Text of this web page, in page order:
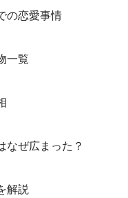
の恋愛事情
一覧
なぜ広まった？
解説